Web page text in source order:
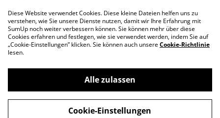
Datenschutz
Cookie-Richtlinie
Kontaktiere uns
©2026MetaGames
Diese Website verwendet Cookies. Diese kleine Dateien helfen uns zu
verstehen, wie Sie unsere Dienste nutzen, damit wir Ihre Erfahrung mit
SumUp noch weiter verbessern können. Sie können mehr über diese
Cookies erfahren und festlegen, wie sie verwendet werden, indem Sie auf
„Cookie-Einstellungen” klicken. Sie können auch unsereCookie-Richtlinie
lesen.
Alle zulassen
Cookie-Einstellungen